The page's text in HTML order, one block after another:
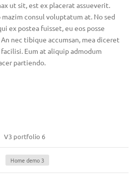
ut sit, est ex placerat assueverit.
consul voluptatum at. No sed
ex postea fuisset, eu eos posse
nec tibique accumsan, mea diceret
Eum at aliquip admodum
partiendo.
V3 portfolio 6
Home demo 3